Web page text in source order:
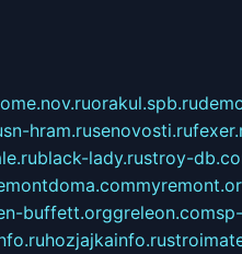
orakul.spb.ru
sn-hram.rusenovosti.ru
black-lady.rustroy-
buffett.orggreleon.com
hozjajkainfo.ru